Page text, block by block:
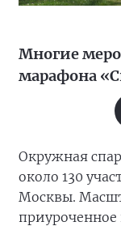
Многие
марафона
Окружная
около 130
Москвы.